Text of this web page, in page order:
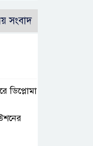
সংবাদ
ডিপ্লোমা